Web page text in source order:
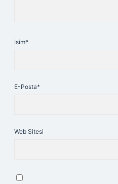
İsim*
E-Posta*
Web Sitesi